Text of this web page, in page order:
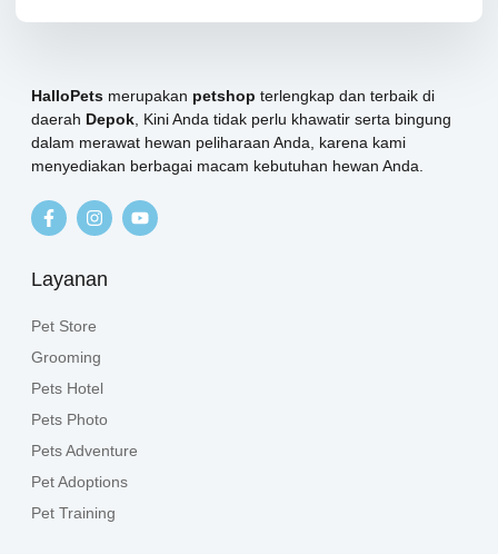
HalloPets merupakan petshop terlengkap dan terbaik di
daerah Depok , Kini Anda tidak perlu khawatir serta bingung
dalam merawat hewan peliharaan Anda, karena kami
menyediakan berbagai macam kebutuhan hewan Anda.
Layanan
Pet Store
Grooming
Pets Hotel
Pets Photo
Pets Adventure
Pet Adoptions
Pet Training